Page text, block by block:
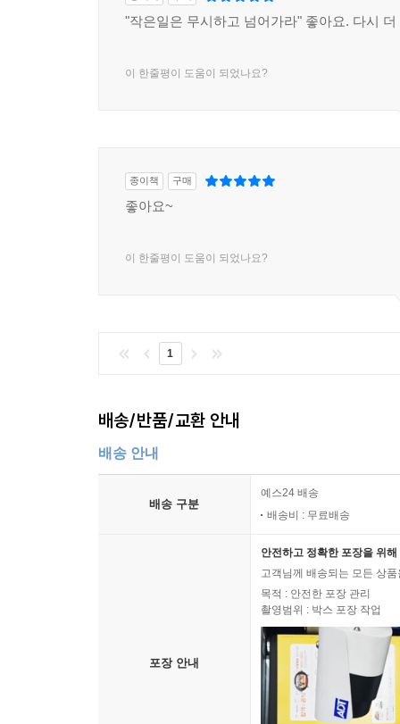
"작은일은 무시하고 넘어가라" 좋아요. 다시
이 한줄평이 도움이 되었나요?
종이책 구매
좋아요~
이 한줄평이 도움이 되었나요?
1
배송/반품/교환 안내
배송 안내
배송 구분
예스24 배송
배송비 : 무료배송
포장 안내
안전하고 정확한 포장을 위
고객님께 배송되는 모든 상
목적 : 안전한 포장 관리
촬영범위 : 박스 포장 작업